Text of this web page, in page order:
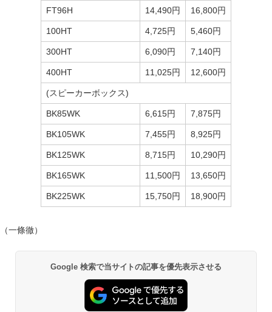
FT96H 14,490円 16,800円
100HT 4,725円 5,460円
300HT 6,090円 7,140円
400HT 11,025円 12,600円
(スピーカーボックス)
BK85WK 6,615円 7,875円
BK105WK 7,455円 8,925円
BK125WK 8,715円 10,290円
BK165WK 11,500円 13,650円
BK225WK 15,750円 18,900円
（一條徹）
Google 検索で当サイトの記事を優先表示させる